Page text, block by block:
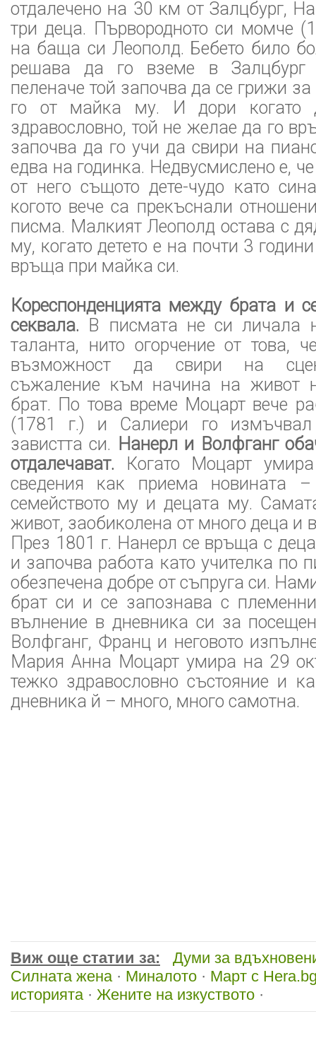
отдалечено на 30 км от Залцбург,
три деца. Първородното си момче
на баща си Леополд. Бебето било
решава да го вземе в Залцбург
пеленаче той започва да се грижи за
го от майка му. И дори когато
здравословно, той не желае да го
започва да го учи да свири на
едва на годинка. Недвусмислено е,
от него същото дете-чудо като
когото вече са прекъснали
писма. Малкият Леополд остава с
му, когато детето е на почти 3
връща при майка си.
Кореспонденцията между брата и
секвала. В писмата не си личала
таланта, нито огорчение от това,
възможност да свири на
съжаление към начина на живот
брат. По това време Моцарт вече
(1781 г.) и Салиери го
завистта си. Нанерл и Волфганг
отдалечават. Когато Моцарт
сведения как приема новината
семейството му и децата му.
живот, заобиколена от много деца и
През 1801 г. Нанерл се връща с
и започва работа като учителка по
обезпечена добре от съпруга си.
брат си и се запознава с
вълнение в дневника си за
Волфганг, Франц и неговото
Мария Анна Моцарт умира на 29
тежко здравословно състояние и
дневника й – много, много самотна.
Виж още статии за:
Думи за
Силната жена· Миналото · Март с
историята· Жените на изкуството ·